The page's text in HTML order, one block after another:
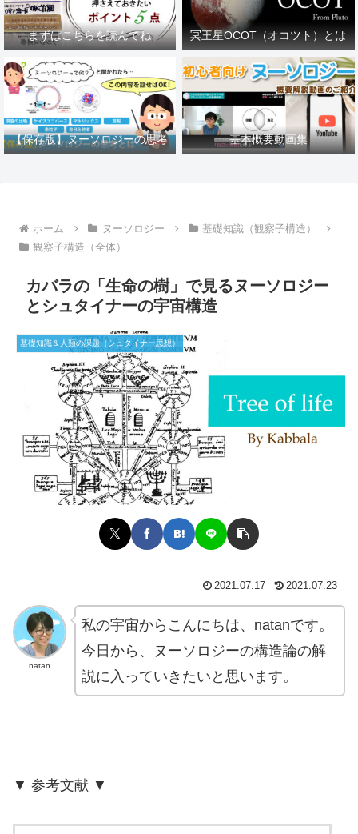
まずはこちらを読んでね 冥王星OCOT（オコツト）とは
【保存版】ヌーソロジーの思考 基本概要動画集
ホーム ヌーソロジー
基礎知識（観察子構造）
観察子構造（全体）
カバラの「生命の樹」で見るヌーソロジー
とシュタイナーの宇宙構造
基礎知識＆人類の課題（シュタイナー思想）
2021.07.17 2021.07.23
natan
私の宇宙からこんにちは、natanです。
今日から、ヌーソロジーの構造論の解
説に入っていきたいと思います。
▼ 参考文献 ▼